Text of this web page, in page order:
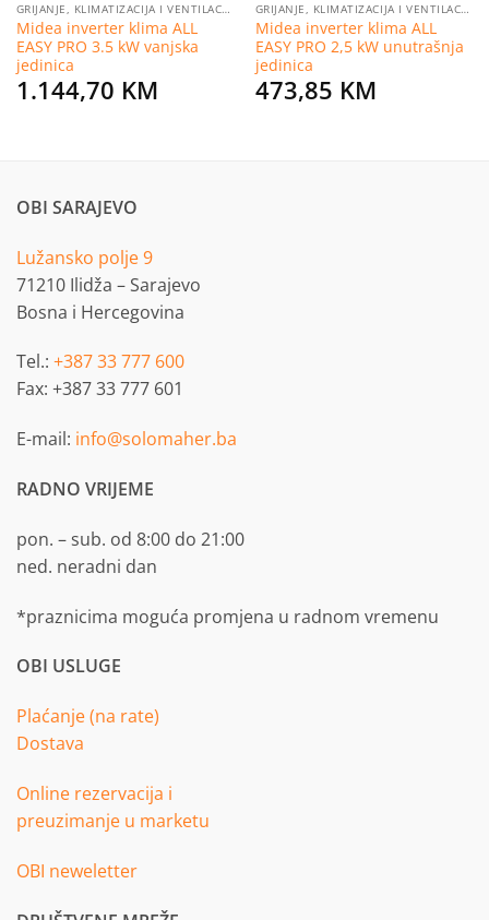
GRIJANJE, KLIMATIZACIJA I VENTILACIJA
Midea inverter klima ALL
EASY PRO 3.5 kW vanjska
jedinica
1.144,70 KM
GRIJANJE, KLIMATIZACIJA I VENTILACIJA
Midea inverter klima ALL
EASY PRO 2,5 kW unutrašnja
jedinica
473,85 KM
OBI SARAJEVO
Lužansko polje 9
71210 Ilidža – Sarajevo
Bosna i Hercegovina
Tel.: +387 33 777 600
Fax: +387 33 777 601
E-mail: info@solomaher.ba
RADNO VRIJEME
pon. – sub. od 8:00 do 21:00
ned. neradni dan
*praznicima moguća promjena u radnom vremenu
OBI USLUGE
Plaćanje (na rate)
Dostava
Online rezervacija i
preuzimanje u marketu
OBI neweletter